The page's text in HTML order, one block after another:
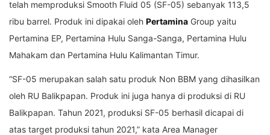
telah memproduksi Smooth Fluid 05 (SF-05) sebanyak 113,5
ribu barrel. Produk ini dipakai oleh Pertamina Group yaitu
Pertamina EP, Pertamina Hulu Sanga-Sanga, Pertamina Hulu
Mahakam dan Pertamina Hulu Kalimantan Timur.
“SF-05 merupakan salah satu produk Non BBM yang dihasilkan
oleh RU Balikpapan. Produk ini juga hanya di produksi di RU
Balikpapan. Tahun 2021, produksi SF-05 berhasil dicapai di
atas target produksi tahun 2021,” kata Area Manager